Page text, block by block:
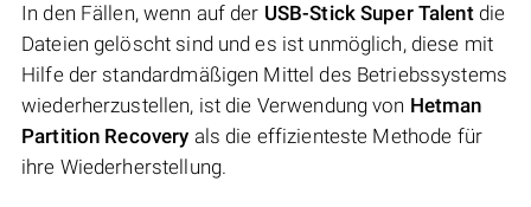
In den Fällen, wenn auf der USB-Stick Super Talentdie
Dateien gelöscht sind und es ist unmöglich, diese mit
Hilfe der standardmäßigen Mittel des Betriebssystems
wiederherzustellen, ist die Verwendung von Hetman
Partition Recovery als die effizienteste Methode für
ihre Wiederherstellung.